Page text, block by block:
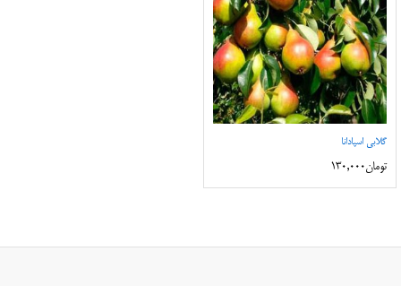
گلابی اسپادانا
تومان130,000